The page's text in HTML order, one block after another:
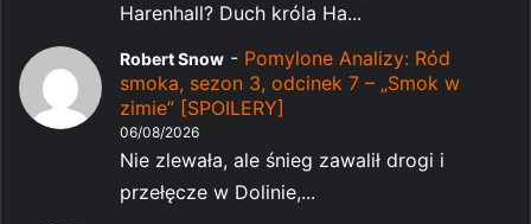
Harenhall? Duch króla Ha...
Robert Snow - Pomylone Analizy: Ród
smoka, sezon 3, odcinek 7 – „Smok w
zimie” [SPOILERY]
06/08/2026
Nie zlewała, ale śnieg zawalił drogi i
przełęcze w Dolinie,...